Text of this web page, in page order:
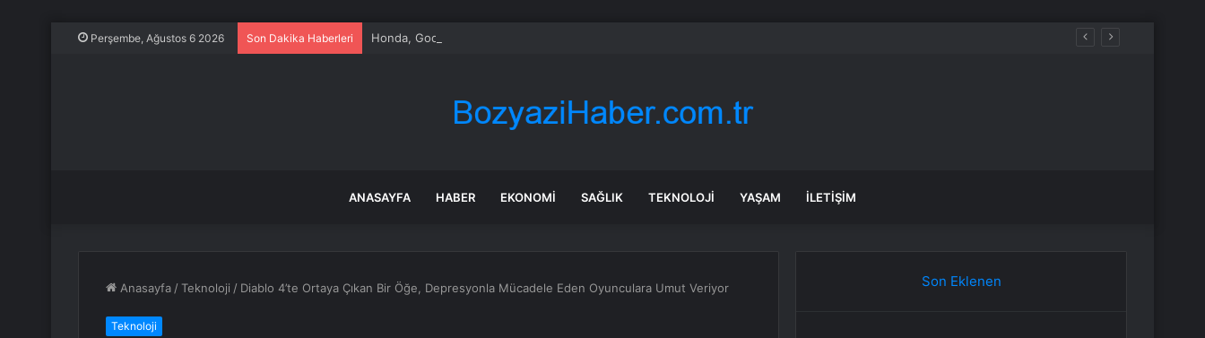
Perşembe, Ağustos 6 2026 Son Dakika Haberleri Honda, Google Gemini Yapay Zeka Asistanını Araçlarına Entegre Ediyor
ANASAYFA HABER EKONOMI SAĞLIK TEKNOLOJI YAŞAM İLETIŞIM
Anasayfa /Teknoloji / Diablo 4’te Ortaya Çıkan Bir Öğe, Depresyonla Mücadele Eden Oyunculara Umut Veriyor
Teknoloji
Son Eklenen